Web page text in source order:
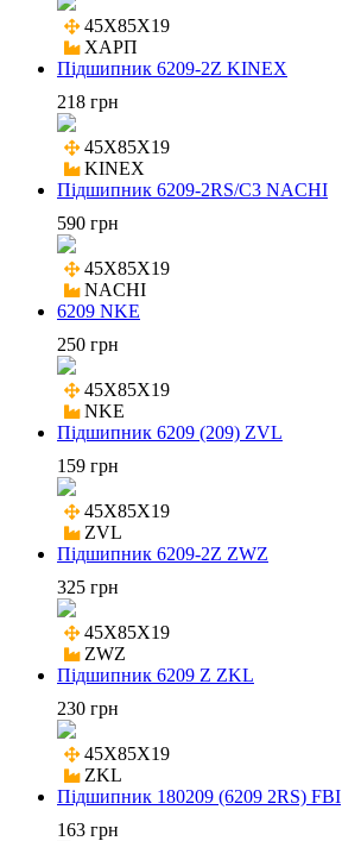
45X85X19
ХАРП
Підшипник 6209-2Z KINEX
218 грн
45X85X19
KINEX
Підшипник 6209-2RS/C3 NACHI
590 грн
45X85X19
NACHI
6209 NKE
250 грн
45X85X19
NKE
Підшипник 6209 (209) ZVL
159 грн
45X85X19
ZVL
Підшипник 6209-2Z ZWZ
325 грн
45X85X19
ZWZ
Підшипник 6209 Z ZKL
230 грн
45X85X19
ZKL
Підшипник 180209 (6209 2RS) FBI
163 грн